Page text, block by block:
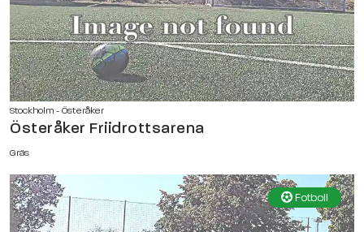
Stockholm - Österåker
Österåker Friidrottsarena
Gräs
Fotboll